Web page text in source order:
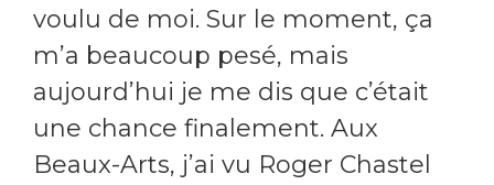
voulu de moi. Sur le moment, ça
m’a beaucoup pesé, mais
aujourd’hui je me dis que c’était
une chance finalement. Aux
Beaux-Arts, j’ai vu Roger Chastel